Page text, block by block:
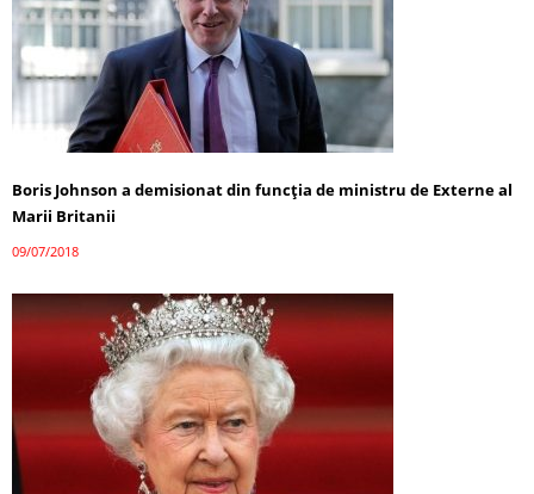
Boris Johnson a demisionat din funcția de ministru de Externe al
Marii Britanii
09/07/2018